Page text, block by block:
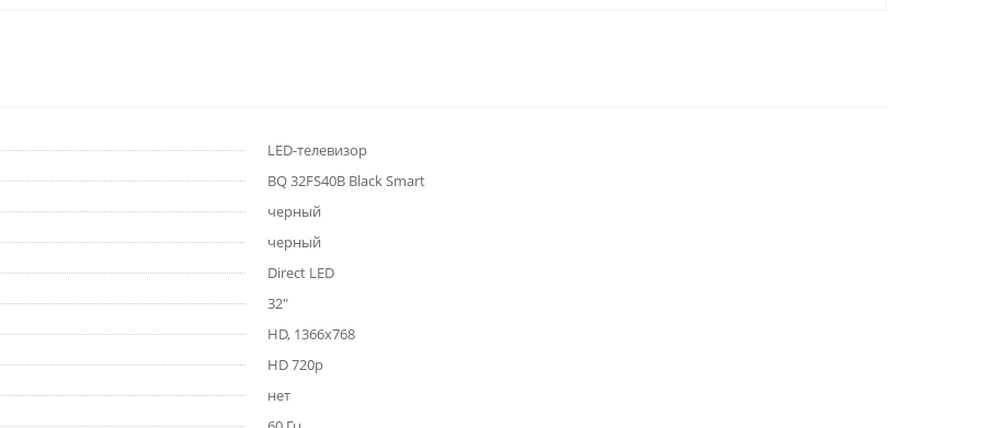
LED-телевизор
BQ 32FS40B Black Smart
черный
черный
Direct LED
32"
HD, 1366x768
HD 720p
нет